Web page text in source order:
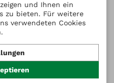
Schmutz
in Verbindung mit den
und Ihnen ein
zu bieten. Für weitere
verwendeten Cookies